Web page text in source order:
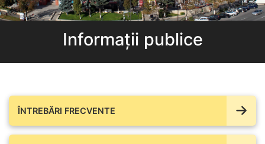
Informații publice
ÎNTREBĂRI FRECVENTE